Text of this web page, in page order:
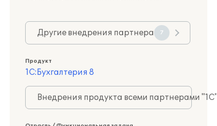
Другие внедрения партнера 7
Продукт
1С:Бухгалтерия 8
Внедрения продукта всеми партнерами